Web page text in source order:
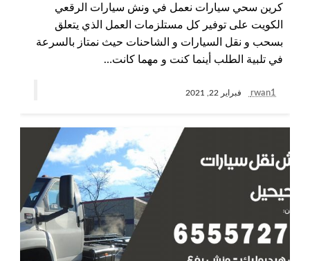
كرين سحي سيارات نعمل في ونش سيارات الرقعي
الكويت على توفير كل مستلزمات العمل الذي يتعلق
بسحب و نقل السيارات و الشاحنات حيث نمتاز بالسرعة
في تلبية الطلب أينما كنت و مهما كانت…
rwan1 فبراير 22, 2021